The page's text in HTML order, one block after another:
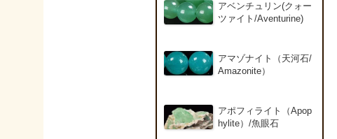
アベンチュリン(クォー
ツァイト/Aventurine)
アマゾナイト（天河石/
Amazonite）
アポフィライト（Apop
hylite）/魚眼石